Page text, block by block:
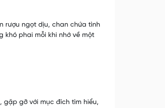
rượu ngọt dịu, chan chứa tình
khó phai mỗi khi nhớ về một
gặp gỡ với mục đích tìm hiểu,